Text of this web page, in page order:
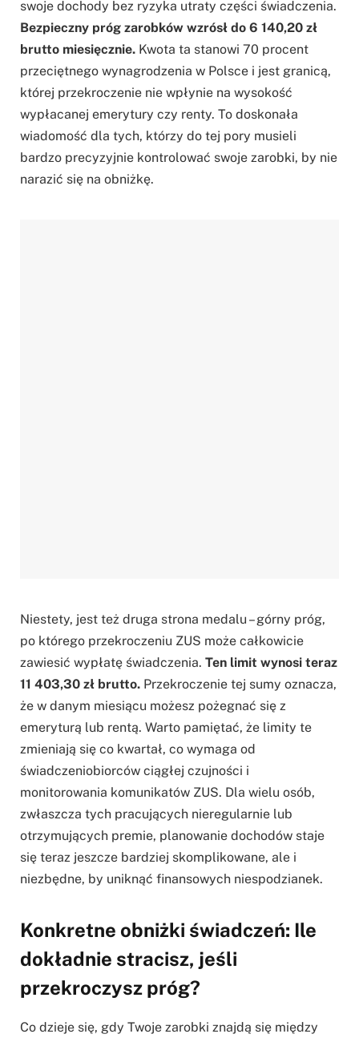
swoje dochody bez ryzyka utraty części świadczenia.
Bezpieczny próg zarobków wzrósł do 6 140,20 zł
brutto miesięcznie. Kwota ta stanowi 70 procent
przeciętnego wynagrodzenia w Polsce i jest granicą,
której przekroczenie nie wpłynie na wysokość
wypłacanej emerytury czy renty. To doskonała
wiadomość dla tych, którzy do tej pory musieli
bardzo precyzyjnie kontrolować swoje zarobki, by nie
narazić się na obniżkę.
Niestety, jest też druga strona medalu – górny próg,
po którego przekroczeniu ZUS może całkowicie
zawiesić wypłatę świadczenia. Ten limit wynosi teraz
11 403,30 zł brutto. Przekroczenie tej sumy oznacza,
że w danym miesiącu możesz pożegnać się z
emeryturą lub rentą. Warto pamiętać, że limity te
zmieniają się co kwartał, co wymaga od
świadczeniobiorców ciągłej czujności i
monitorowania komunikatów ZUS. Dla wielu osób,
zwłaszcza tych pracujących nieregularnie lub
otrzymujących premie, planowanie dochodów staje
się teraz jeszcze bardziej skomplikowane, ale i
niezbędne, by uniknąć finansowych niespodzianek.
Konkretne obniżki świadczeń: Ile
dokładnie stracisz, jeśli
przekroczysz próg?
Co dzieje się, gdy Twoje zarobki znajdą się między